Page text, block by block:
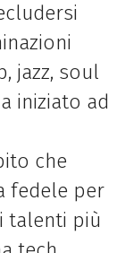
jazz, soul
iniziato ad
che
fedele per
talenti più